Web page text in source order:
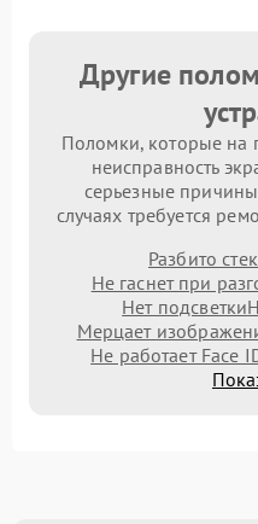
Другие
Поломки, которые на
неисправность
серьезные
случаях требуется
Разбито
Не гаснет при
Нет подсветки
Мерцает
Не работает Face